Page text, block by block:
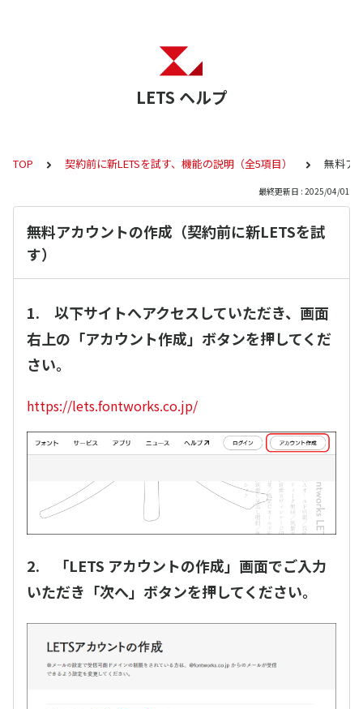
LETS ヘルプ
TOP 契約前に新LETSを試す、機能の説明（全5項目） 無料ア
最終更新日 : 2025/04/01
無料アカウントの作成（契約前に新LETSを試
す）
1. 以下サイトへアクセスしていただき、画面
右上の「アカウント作成」ボタンを押してくだ
さい。
https://lets.fontworks.co.jp/
2. 「LETS アカウントの作成」画面でご入力
いただき「次へ」ボタンを押してください。